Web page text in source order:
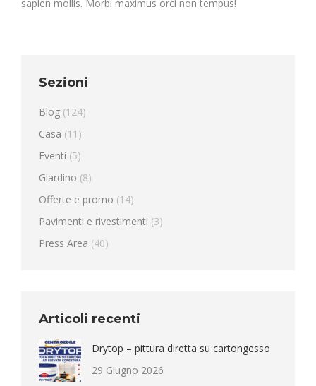
sapien mollis. Morbi maximus orci non tempus!
Sezioni
Blog (124)
Casa (11)
Eventi (5)
Giardino (8)
Offerte e promo (14)
Pavimenti e rivestimenti (3)
Press Area (40)
Articoli recenti
Drytop – pittura diretta su cartongesso
29 Giugno 2026